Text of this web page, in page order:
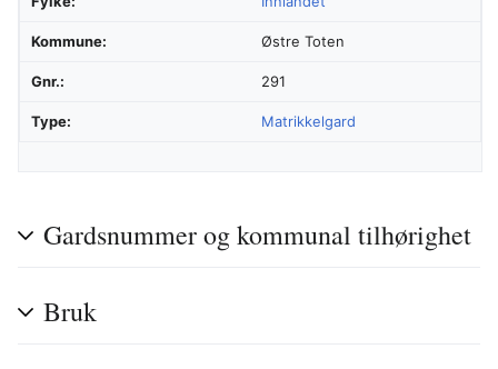
Kommune: Østre Toten
Gnr.: 291
Type: Matrikkelgard
Gardsnummer og kommunal tilhørighet
Bruk